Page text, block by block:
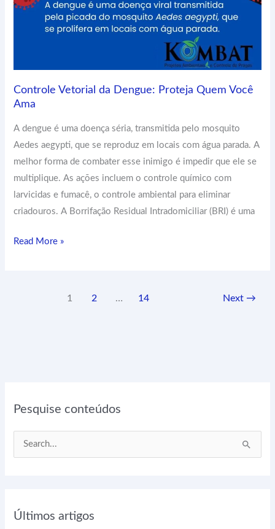
Controle Vetorial da Dengue: Proteja Quem Você
Ama
A dengue é uma doença séria, transmitida pelo mosquito
Aedes aegypti, que se reproduz em locais com água parada. A
melhor forma de combater esse inimigo é impedir que ele se
multiplique. As ações incluem o controle químico com
larvicidas e fumacê, o controle ambiental para eliminar
criadouros. A Borrifação Residual Intradomiciliar (BRI) é uma
Read More »
1 2 … 14 Next →
Pesquise conteúdos
u
Últimos artigos